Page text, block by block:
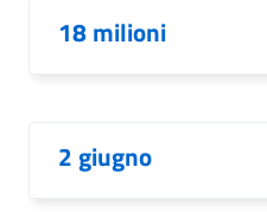
18 milioni
2 giugno